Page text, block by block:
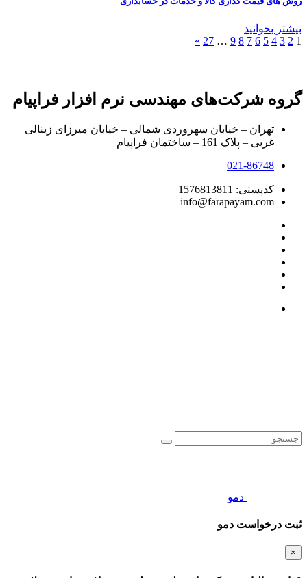
بیشتر بخوانید
1
2
3
4
5
6
7
8
9
…
27
»
گروه شرکت‌های مهندسی نرم افزار فراپیام
تهران – خیابان سهروردی شمالی – خیابان میرزای زینالی
غربی – پلاک 161 – ساختمان فراپیام
021-86748
کدپستی: 1576813811
info@farapayam.com
دمو
ثبت درخواست دمو
×